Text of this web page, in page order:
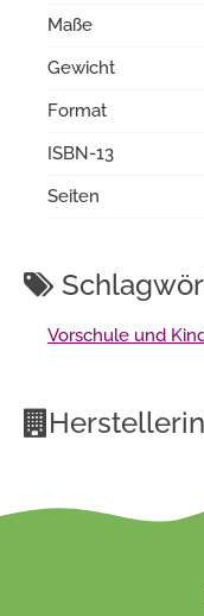
Maße
Gewicht
Format
ISBN-13
Seiten
Vorschule und